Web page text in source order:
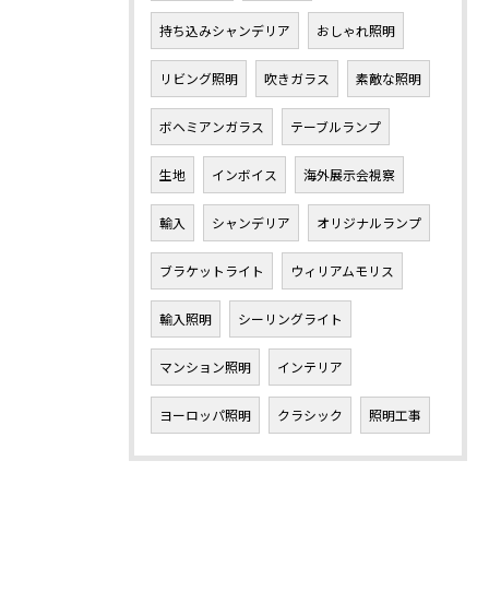
持ち込みシャンデリア おしゃれ照明
リビング照明 吹きガラス 素敵な照明
ボヘミアンガラス テーブルランプ
生地 インボイス 海外展示会視察
輸入 シャンデリア オリジナルランプ
ブラケットライト ウィリアムモリス
輸入照明 シーリングライト
マンション照明 インテリア
ヨーロッパ照明 クラシック 照明工事